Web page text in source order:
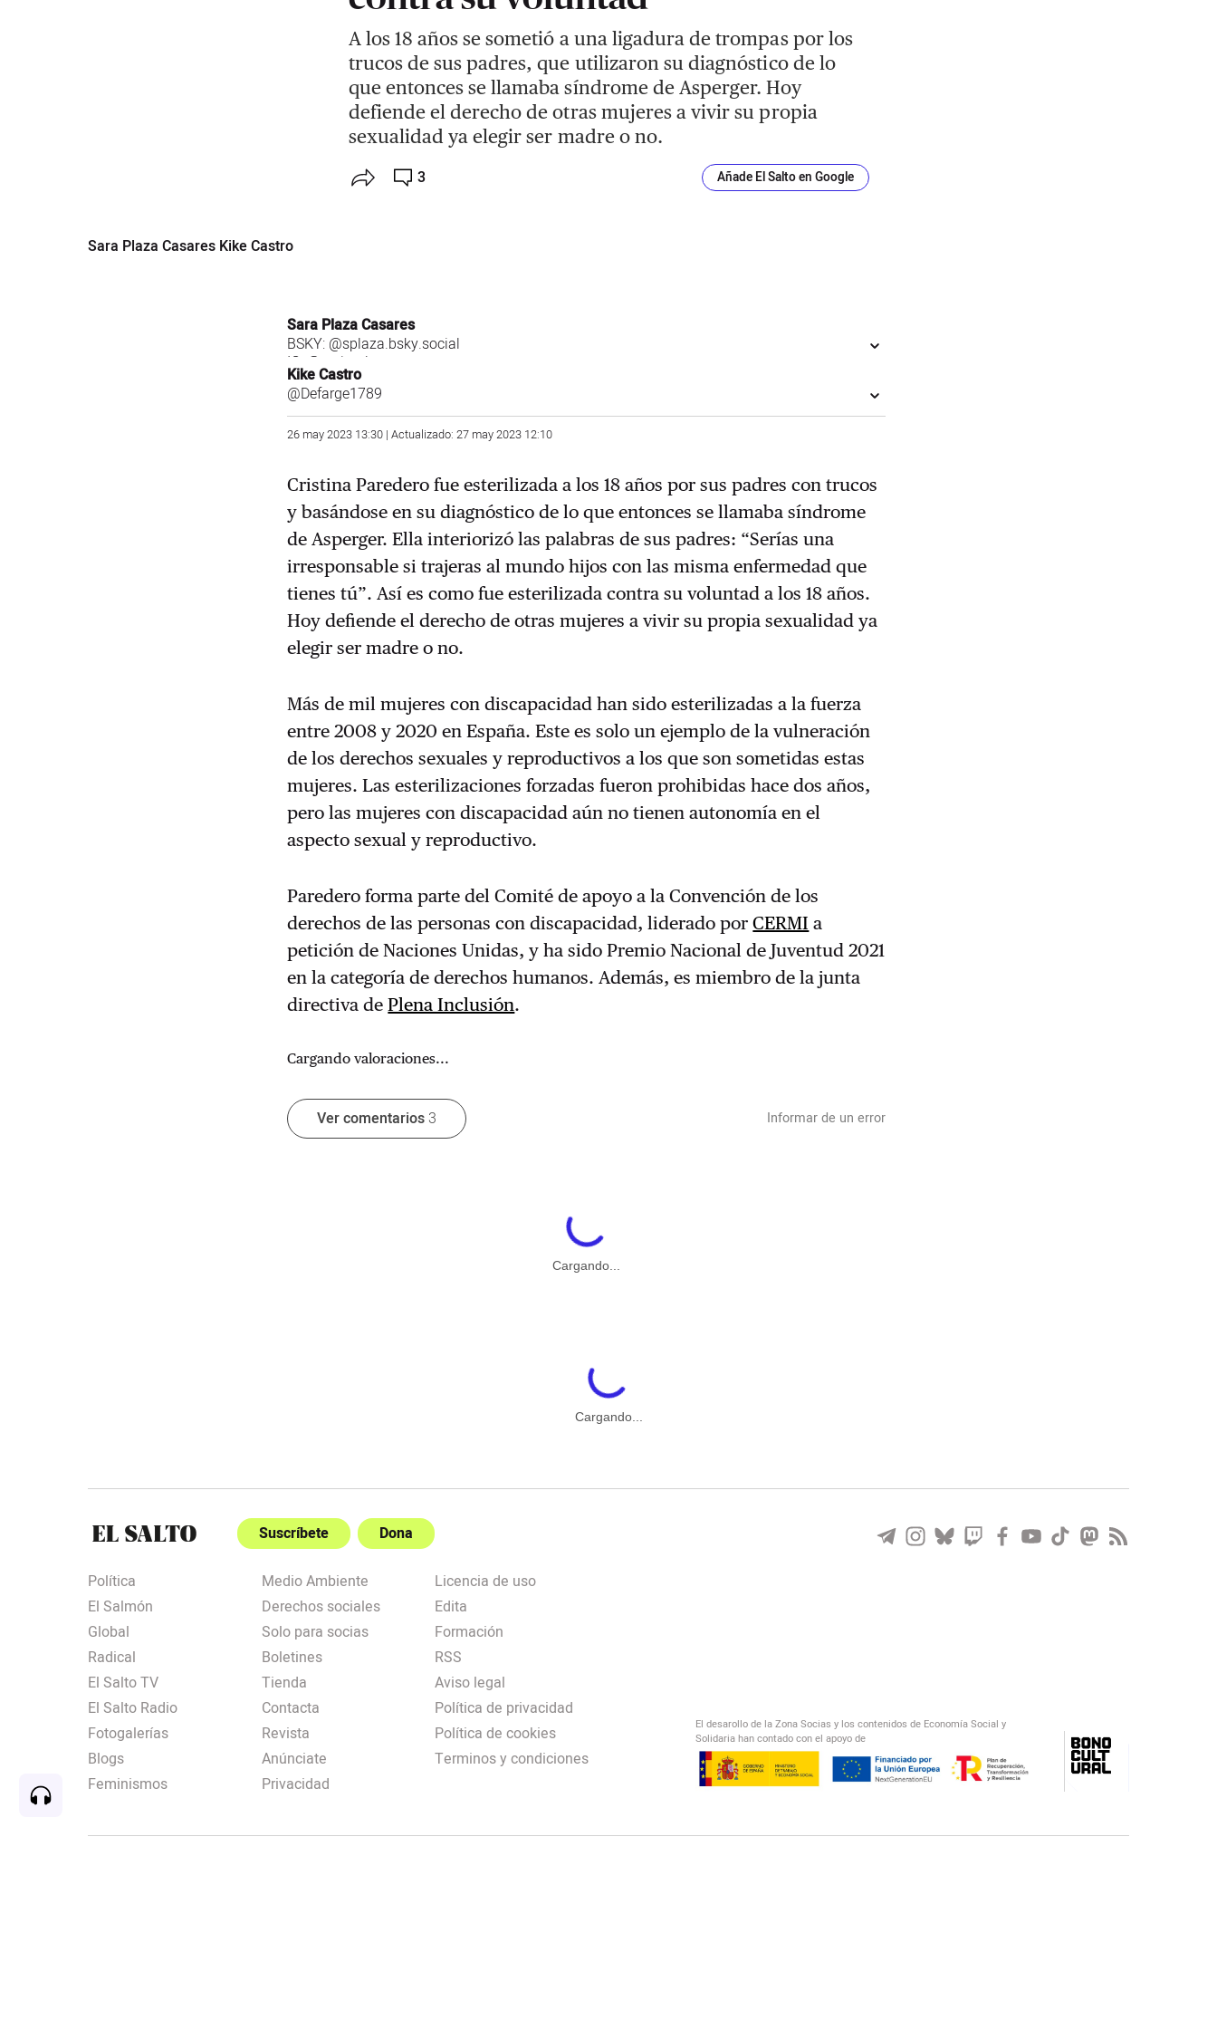
A los 18 años se sometió a una ligadura de trompas por los
trucos de sus padres, que utilizaron su diagnóstico de lo
que entonces se llamaba síndrome de Asperger. Hoy
defiende el derecho de otras mujeres a vivir su propia
sexualidad ya elegir ser madre o no.
3 Añade El Salto en Google
Sara Plaza Casares Kike Castro
Sara Plaza Casares
BSKY: @splaza.bsky.social
IG: @saritaplaza
Kike Castro
@Defarge1789
26 may 2023 13:30 | Actualizado: 27 may 2023 12:10
Cristina Paredero fue esterilizada a los 18 años por sus padres con trucos
y basándose en su diagnóstico de lo que entonces se llamaba síndrome
de Asperger.Ella interiorizó las palabras de sus padres: “Serías una
irresponsable si trajeras al mundo hijos con las misma enfermedad que
tienes tú”. Así es como fue esterilizada contra su voluntad a los 18 años.
Hoy defiende el derecho de otras mujeres a vivir su propia sexualidad ya
elegir ser madre o no.
Más de mil mujeres con discapacidad han sido esterilizadas a la fuerza
entre 2008 y 2020 en España. Este es solo un ejemplo de la vulneración
de los derechos sexuales y reproductivos a los que son sometidas estas
mujeres. Las esterilizaciones forzadas fueron prohibidas hace dos años,
pero las mujeres con discapacidad aún no tienen autonomía en el
aspecto sexual y reproductivo.
Paredero forma parte del Comité de apoyo a la Convención de los
derechos de las personas con discapacidad, liderado porCERMI a
petición de Naciones Unidas, y ha sido Premio Nacional de Juventud 2021
en la categoría de derechos humanos. Además, es miembro de la junta
directiva dePlena Inclusión.
Cargando valoraciones...
Ver comentarios 3 Informar de un error
Cargando...
Cargando...
Suscríbete Dona
Política
El Salmón
Global
Radical
El Salto TV
El Salto Radio
Fotogalerías
Blogs
Feminismos
Medio Ambiente
Derechos sociales
Solo para socias
Boletines
Tienda
Contacta
Revista
Anúnciate
Privacidad
Licencia de uso
Edita
Formación
RSS
Aviso legal
Política de privacidad
Política de cookies
Terminos y condiciones
El desarollo de la Zona Socias y los contenidos de Economía Social y
Solidaria han contado con el apoyo de